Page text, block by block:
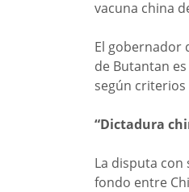
vacuna china
El gobernador
de Butantan
según
“Dictadura
La disputa
fondo entre